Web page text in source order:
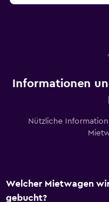
Informationen
Nützliche
Welcher Mietwagen
gebucht?